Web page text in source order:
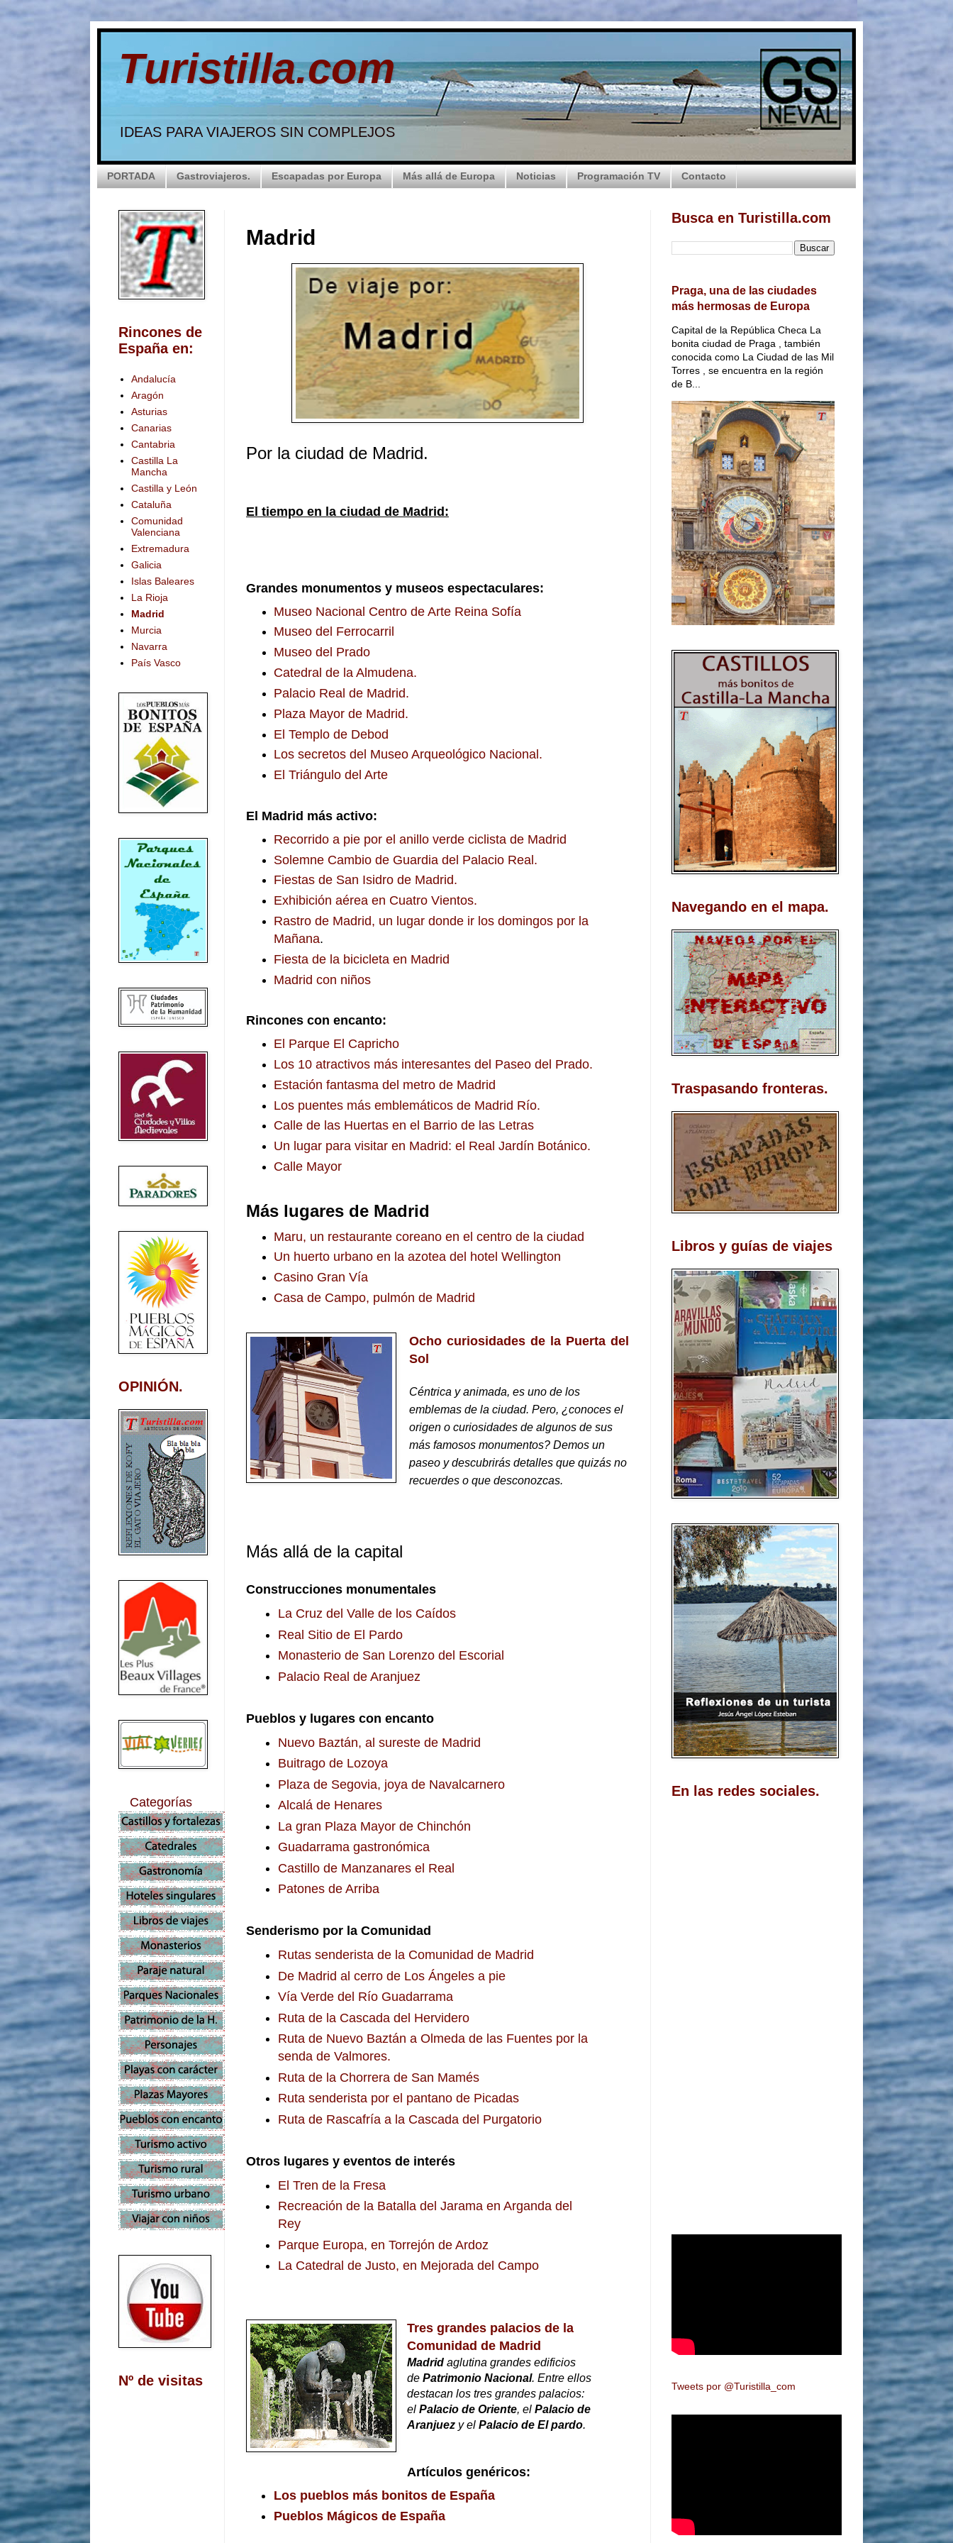
Turistilla.com
IDEAS PARA VIAJEROS SIN COMPLEJOS
PORTADA Gastroviajeros. Escapadas por Europa Más allá de Europa Noticias Programación TV Contacto
Madrid
Por la ciudad de Madrid.
El tiempo en la ciudad de Madrid:
Grandes monumentos y museos espectaculares:
Museo Nacional Centro de Arte Reina Sofía
Museo del Ferrocarril
Museo del Prado
Catedral de la Almudena.
Palacio Real de Madrid.
Plaza Mayor de Madrid.
El Templo de Debod
Los secretos del Museo Arqueológico Nacional.
El Triángulo del Arte
El Madrid más activo:
Recorrido a pie por el anillo verde ciclista de Madrid
Solemne Cambio de Guardia del Palacio Real.
Fiestas de San Isidro de Madrid.
Exhibición aérea en Cuatro Vientos.
Rastro de Madrid, un lugar donde ir los domingos por la
Mañana.
Fiesta de la bicicleta en Madrid
Madrid con niños
Rincones con encanto:
El Parque El Capricho
Los 10 atractivos más interesantes del Paseo del Prado.
Estación fantasma del metro de Madrid
Los puentes más emblemáticos de Madrid Río.
Calle de las Huertas en el Barrio de las Letras
Un lugar para visitar en Madrid: el Real Jardín Botánico.
Calle Mayor
Más lugares de Madrid
Maru, un restaurante coreano en el centro de la ciudad
Un huerto urbano en la azotea del hotel Wellington
Casino Gran Vía
Casa de Campo, pulmón de Madrid
Ocho curiosidades de la Puerta del
Sol
Céntrica y animada, es uno de los
emblemas de la ciudad. Pero, ¿conoces el
origen o curiosidades de algunos de sus
más famosos monumentos? Demos un
paseo y descubrirás detalles que quizás no
recuerdes o que desconozcas.
Más allá de la capital
Construcciones monumentales
La Cruz del Valle de los Caídos
Real Sitio de El Pardo
Monasterio de San Lorenzo del Escorial
Palacio Real de Aranjuez
Pueblos y lugares con encanto
Nuevo Baztán, al sureste de Madrid
Buitrago de Lozoya
Plaza de Segovia, joya de Navalcarnero
Alcalá de Henares
La gran Plaza Mayor de Chinchón
Guadarrama gastronómica
Castillo de Manzanares el Real
Patones de Arriba
Senderismo por la Comunidad
Rutas senderista de la Comunidad de Madrid
De Madrid al cerro de Los Ángeles a pie
Vía Verde del Río Guadarrama
Ruta de la Cascada del Hervidero
Ruta de Nuevo Baztán a Olmeda de las Fuentes por la
senda de Valmores.
Ruta de la Chorrera de San Mamés
Ruta senderista por el pantano de Picadas
Ruta de Rascafría a la Cascada del Purgatorio
Otros lugares y eventos de interés
El Tren de la Fresa
Recreación de la Batalla del Jarama en Arganda del
Rey
Parque Europa, en Torrejón de Ardoz
La Catedral de Justo, en Mejorada del Campo
Tres grandes palacios de la
Comunidad de Madrid
Madridaglutina grandes edificios
dePatrimonio Nacional. Entre ellos
destacan los tres grandes palacios:
elPalacio de Oriente, elPalacio de
Aranjuez y elPalacio de El pardo.
Artículos genéricos:
Los pueblos más bonitos de España
Pueblos Mágicos de España
Rincones de
España en:
Andalucía
Aragón
Asturias
Canarias
Cantabria
Castilla La
Mancha
Castilla y León
Cataluña
Comunidad
Valenciana
Extremadura
Galicia
Islas Baleares
La Rioja
Madrid
Murcia
Navarra
País Vasco
OPINIÓN.
Categorías
Nº de visitas
Busca en Turistilla.com
Praga, una de las ciudades
más hermosas de Europa
Capital de la República Checa La
bonita ciudad de Praga , también
conocida como La Ciudad de las Mil
Torres , se encuentra en la región
de B...
Navegando en el mapa.
Traspasando fronteras.
Libros y guías de viajes
En las redes sociales.
Tweets por @Turistilla_com